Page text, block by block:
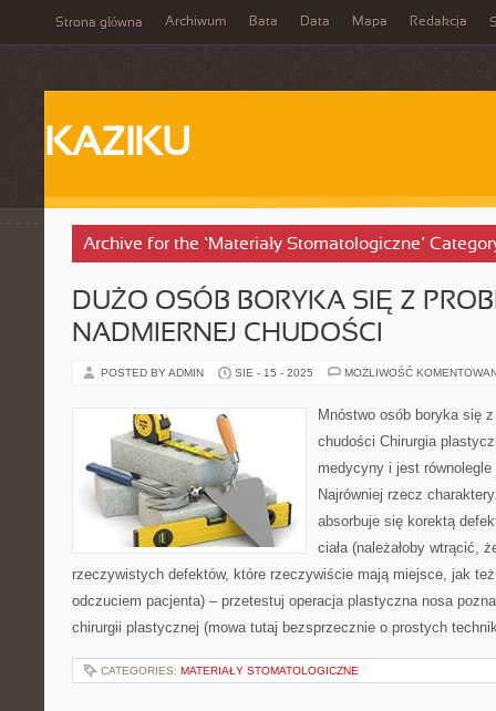
Strona główna Archiwum Bata Data Mapa Redakcja
KAZIKU
Archive for the ‘Materiały Stomatologiczne’
DUŻO OSÓB BORYKA SIĘ Z
NADMIERNEJ CHUDOŚCI
POSTED BY ADMIN SIE - 15 - 2025 MOŻLIWOŚĆ
Mnóstwo osób boryka się
chudości Chirurgia
medycyny i jest
Najrówniej rzecz
absorbuje się korektą
ciała (należałoby wtrącić,
rzeczywistych defektów, które rzeczywiście mają miejsce, jak
odczuciem pacjenta) – przetestuj operacja plastyczna nosa
chirurgii plastycznej (mowa tutaj bezsprzecznie o prostych
CATEGORIES: MATERIAŁY STOMATOLOGICZNE